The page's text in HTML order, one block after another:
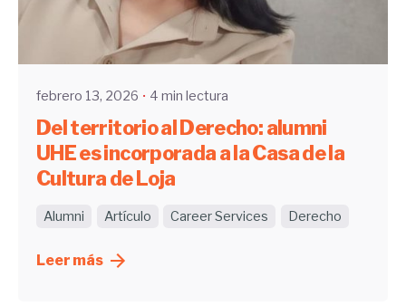
Enviado por
Community
febrero 13, 2026 4 min lectura
Del territorio al Derecho: alumni
UHE es incorporada a la Casa de la
Cultura de Loja
Alumni Artículo Career Services Derecho
Leer más